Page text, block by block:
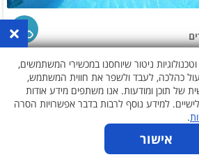
×
ניטור שיוחסנו במכשירי המשתמשים,
כהלכה, לעבד ולשפר את חווית המשתמש,
של תוכן ומודעות. אנו משתפים מידע אודות
למידע נוסף לרבות בדבר אפשרויות הסרה
.
אישור